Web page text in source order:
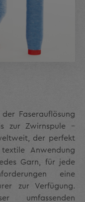
Faserauflösung
zur Zwirnspule –
der perfekt
Anwendung
Garn, für jede
eine
zur Verfügung.
umfassenden